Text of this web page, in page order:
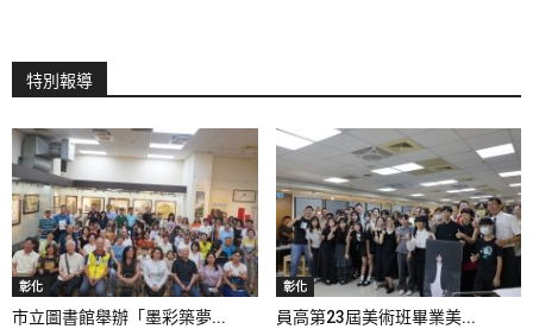
特別報導
彰化
市立圖書館舉辦「墨彩築夢...
彰化
員高第23屆美術班畢業美...